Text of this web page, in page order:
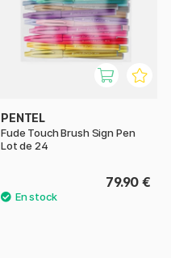
PENTEL
Fude Touch Brush Sign Pen
Lot de 24
79.90 €